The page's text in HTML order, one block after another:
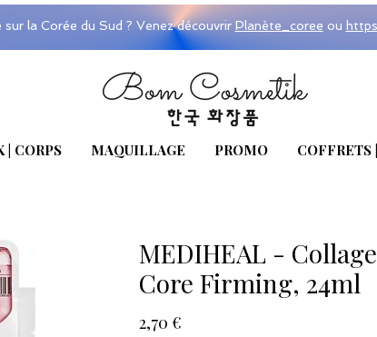
la Corée du Sud ? Venez découvrir Planète_coree ou
| CORPS MAQUILLAGE PROMO COFFRETS
MEDIHEAL -
Core Firming, 24ml
2,70 €